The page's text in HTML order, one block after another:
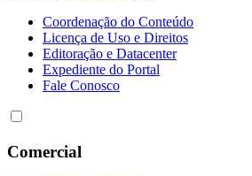
Coordenação do Conteúdo
Licença de Uso e Direitos
Editoração e Datacenter
Expediente do Portal
Fale Conosco
Comercial